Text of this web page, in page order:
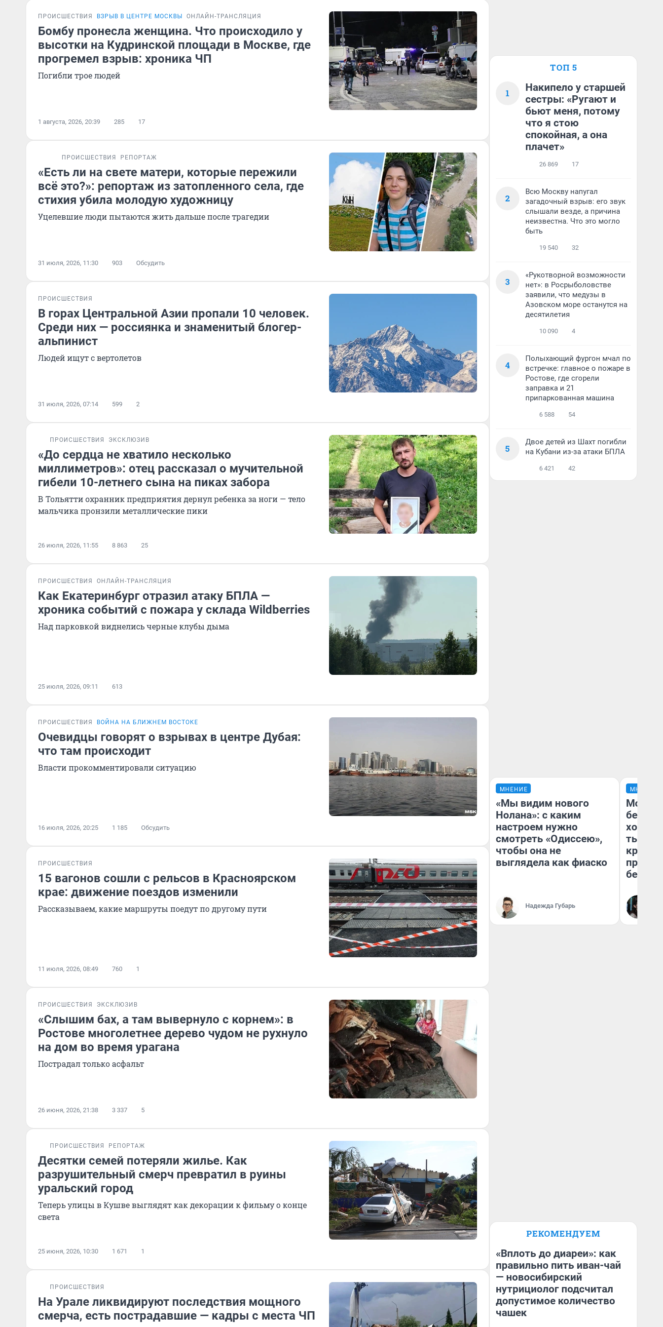
ПРОИСШЕСТВИЯ ВЗРЫВ В ЦЕНТРЕ МОСКВЫ ОНЛАЙН-ТРАНСЛЯЦИЯ
Бомбу пронесла женщина. Что происходило у
высотки на Кудринской площади в Москве, где
прогремел взрыв: хроника ЧП
Погибли трое людей
1 августа, 2026, 20:39 285 17
ПРОИСШЕСТВИЯ РЕПОРТАЖ
«Есть ли на свете матери, которые пережили
всё это?»: репортаж из затопленного села, где
стихия убила молодую художницу
Уцелевшие люди пытаются жить дальше после трагедии
31 июля, 2026, 11:30 903 Обсудить
ПРОИСШЕСТВИЯ
В горах Центральной Азии пропали 10 человек.
Среди них — россиянка и знаменитый блогер-
альпинист
Людей ищут с вертолетов
31 июля, 2026, 07:14 599 2
ПРОИСШЕСТВИЯ ЭКСКЛЮЗИВ
«До сердца не хватило несколько
миллиметров»: отец рассказал о мучительной
гибели 10-летнего сына на пиках забора
В Тольятти охранник предприятия дернул ребенка за ноги — тело
мальчика пронзили металлические пики
26 июля, 2026, 11:55 8 863 25
ПРОИСШЕСТВИЯ ОНЛАЙН-ТРАНСЛЯЦИЯ
Как Екатеринбург отразил атаку БПЛА —
хроника событий с пожара у склада Wildberries
Над парковкой виднелись черные клубы дыма
25 июля, 2026, 09:11 613
ПРОИСШЕСТВИЯ ВОЙНА НА БЛИЖНЕМ ВОСТОКЕ
Очевидцы говорят о взрывах в центре Дубая:
что там происходит
Власти прокомментировали ситуацию
16 июля, 2026, 20:25 1 185 Обсудить
ПРОИСШЕСТВИЯ
15 вагонов сошли с рельсов в Красноярском
крае: движение поездов изменили
Рассказываем, какие маршруты поедут по другому пути
11 июля, 2026, 08:49 760 1
ПРОИСШЕСТВИЯ ЭКСКЛЮЗИВ
«Слышим бах, а там вывернуло с корнем»: в
Ростове многолетнее дерево чудом не рухнуло
на дом во время урагана
Пострадал только асфальт
26 июня, 2026, 21:38 3 337 5
ПРОИСШЕСТВИЯ РЕПОРТАЖ
Десятки семей потеряли жилье. Как
разрушительный смерч превратил в руины
уральский город
Теперь улицы в Кушве выглядят как декорации к фильму о конце
света
25 июня, 2026, 10:30 1 671 1
ПРОИСШЕСТВИЯ
На Урале ликвидируют последствия мощного
смерча, есть пострадавшие — кадры с места ЧП
ТОП 5
1
Накипело у старшей
сестры: «Ругают и
бьют меня, потому
что я стою
спокойная, а она
плачет»
26 869 17
2
Всю Москву напугал
загадочный взрыв: его звук
слышали везде, а причина
неизвестна. Что это могло
быть
19 540 32
3
«Рукотворной возможности
нет»: в Росрыболовстве
заявили, что медузы в
Азовском море останутся на
десятилетия
10 090 4
4
Полыхающий фургон мчал по
встречке: главное о пожаре в
Ростове, где сгорели
заправка и 21
припаркованная машина
6 588 54
5
Двое детей из Шахт погибли
на Кубани из-за атаки БПЛА
6 421 42
МНЕНИЕ
«Мы видим нового
Нолана»: с каким
настроем нужно
смотреть «Одиссею»,
чтобы она не
выглядела как фиаско
Надежда Губарь
МНЕНИЕ
Мой
хотела
тысяч,
РЕКОМЕНДУЕМ
«Вплоть до диареи»: как
правильно пить иван-чай
— новосибирский
нутрициолог подсчитал
допустимое количество
чашек